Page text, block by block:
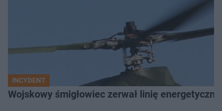
INCYDENT
Wojskowy śmigłowiec zerwał linię